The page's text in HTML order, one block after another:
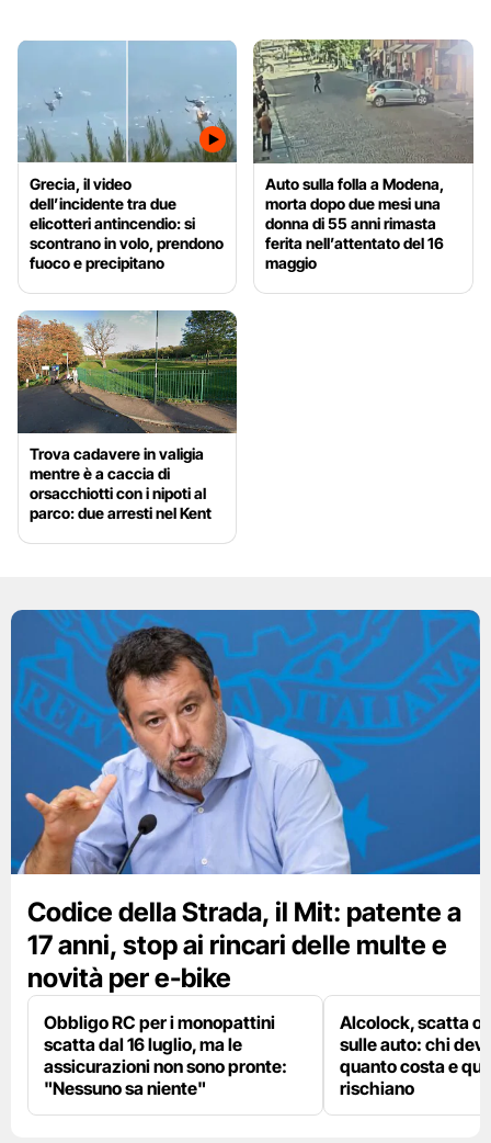
Grecia, il video
dell’incidente tra due
elicotteri antincendio: si
scontrano in volo, prendono
fuoco e precipitano
Auto sulla folla a Modena,
morta dopo due mesi una
donna di 55 anni rimasta
ferita nell’attentato del 16
maggio
Trova cadavere in valigia
mentre è a caccia di
orsacchiotti con i nipoti al
parco: due arresti nel Kent
Codice della Strada, il Mit: patente a
17 anni, stop ai rincari delle multe e
novità per e-bike
Obbligo RC per i monopattini
scatta dal 16 luglio, ma le
assicurazioni non sono pronte:
"Nessuno sa niente"
Alcolock, scatta
sulle auto: chi
quanto costa e
rischiano